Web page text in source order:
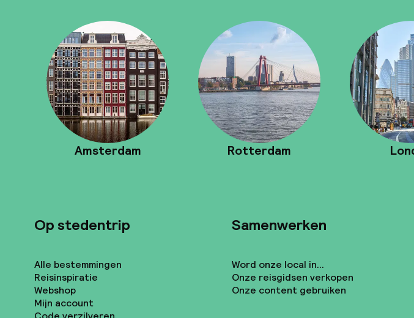
Amsterdam Rotterdam
Op stedentrip
Alle bestemmingen
Reisinspiratie
Webshop
Mijn account
Samenwerken
Word onze local in...
Onze reisgidsen verkopen
Onze content gebruiken